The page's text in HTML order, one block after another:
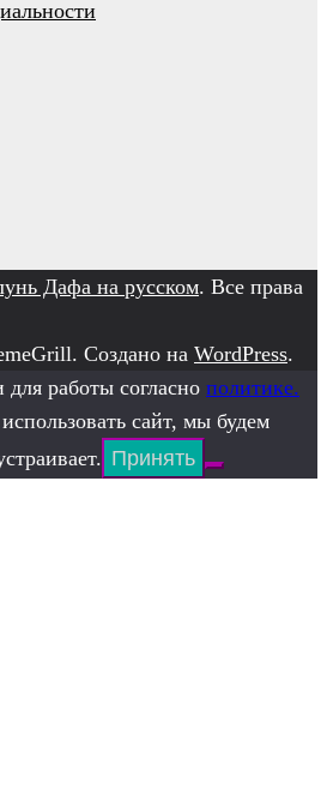
Дафа на русском. Все права
Создано на WordPress.
работы согласно политике.
сайт, мы будем
Принять